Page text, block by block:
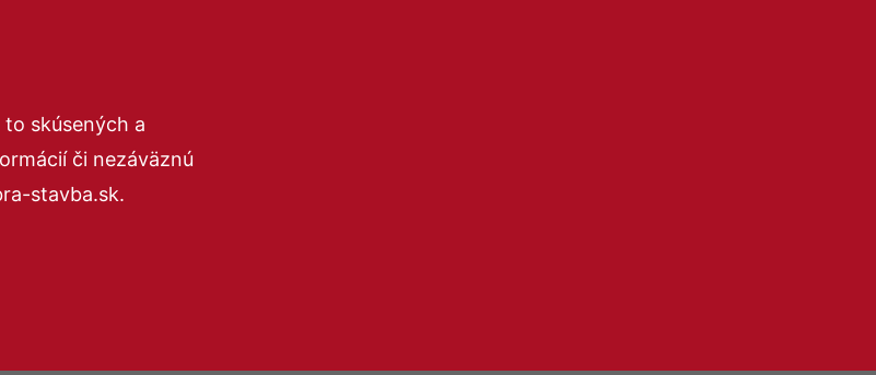
to skúsených a
či nezáväznú
stavba.sk.